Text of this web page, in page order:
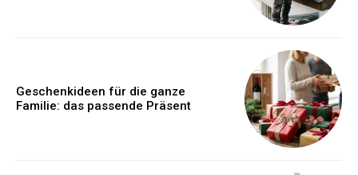
Geschenkideen für die ganze
Familie: das passende Präsent